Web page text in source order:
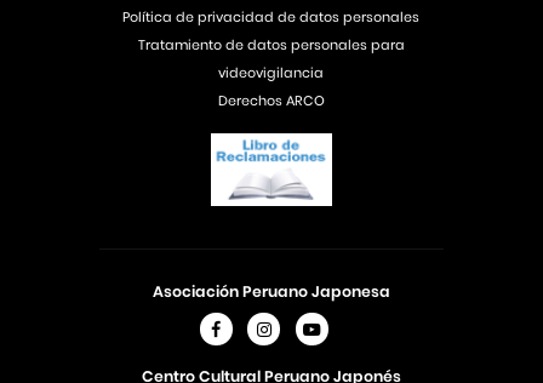
Asociación Peruano Japonesa
Centro Cultural Peruano Japonés
Política de privacidad de datos personales
Tratamiento de datos personales para
videovigilancia
Derechos ARCO